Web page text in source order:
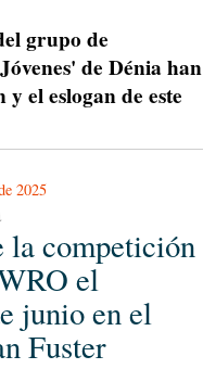
grupo de
de Dénia han
el eslogan de este
2025
la competición
el
junio en el
Fuster